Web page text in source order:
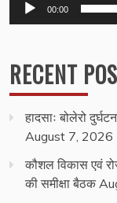
00:00
RECENT
हादसाः बोलेरो
August 7, 2026
कौशल विकास एवं
की समीक्षा बैठक